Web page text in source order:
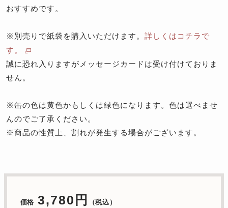
おすすめです。
※別売りで紙袋を購入いただけます。 詳しくはコチラで
す。
誠に恐れ入りますがメッセージカードは受け付けておりま
せん。
※缶の色は黄色かもしくは緑色になります。色は選べませ
んのでご了承ください。
※商品の性質上、割れが発生する場合がございます。
価格 3,780円 （税込）